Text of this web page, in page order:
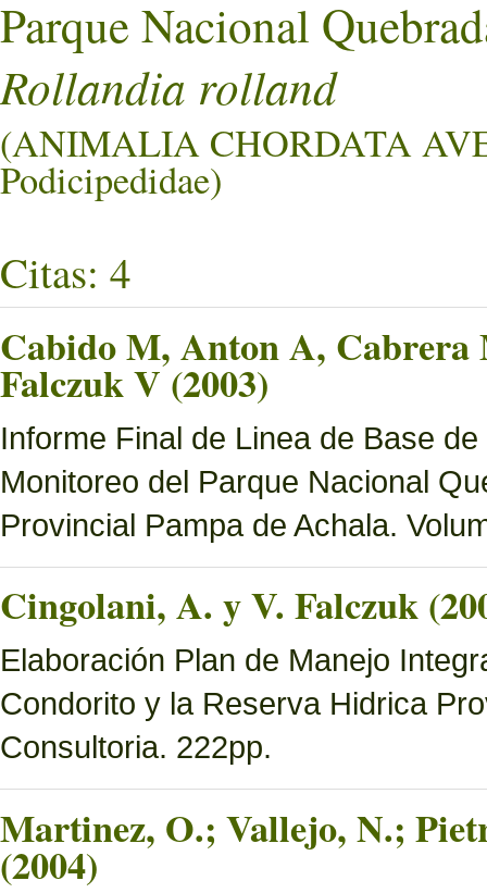
Parque Nacional
Rollandia rolland
(ANIMALIA CHORDATA
Podicipedidae)
Citas: 4
Cabido M, Anton A,
Falczuk V (2003)
Informe Final de Linea de Base
Monitoreo del Parque Nacional
Provincial Pampa de Achala.
Cingolani, A. y V. Falczuk
Elaboración Plan de Manejo
Condorito y la Reserva Hidrica
Consultoria. 222pp.
Martinez, O.; Vallejo, N.;
(2004)